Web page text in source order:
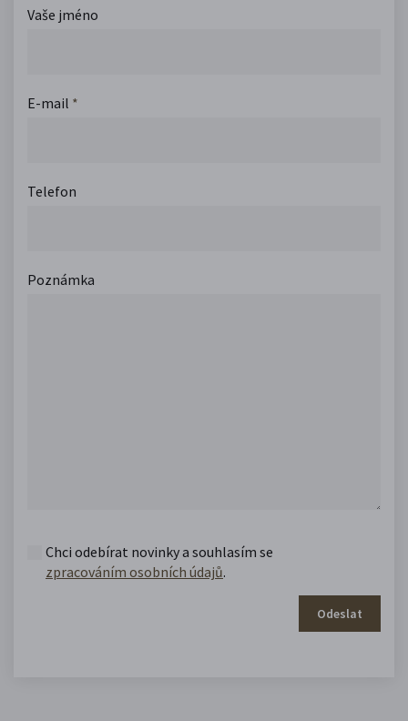
Vaše jméno
E-mail *
Telefon
Poznámka
Chci odebírat novinky a souhlasím se
zpracováním osobních údajů.
Odeslat